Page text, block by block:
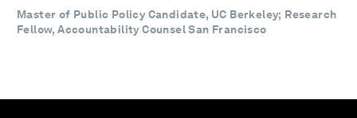
Master of Public Policy Candidate, UC Berkeley; Research
Fellow, Accountability Counsel San Francisco